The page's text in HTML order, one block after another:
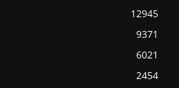
12945
9371
6021
2454